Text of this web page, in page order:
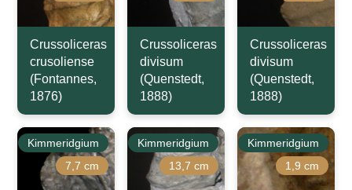
Crussoliceras
crusoliense
(Fontannes,
1876)
Crussoliceras
divisum
(Quenstedt,
1888)
Crussoliceras
divisum
(Quenstedt,
1888)
Kimmeridgium
7,7 cm
Kimmeridgium
13,7 cm
Kimmeridgium
1,9 cm